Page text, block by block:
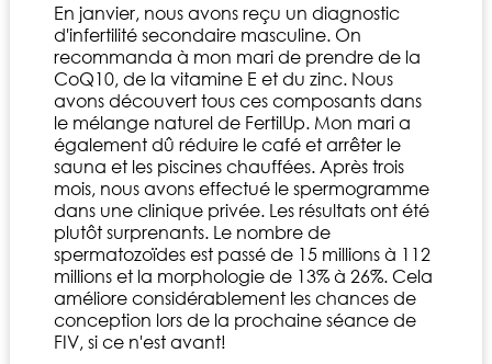
En janvier, nous avons reçu un diagnostic
d'infertilité secondaire masculine. On
recommanda à mon mari de prendre de la
CoQ10, de la vitamine E et du zinc. Nous
avons découvert tous ces composants dans
le mélange naturel de FertilUp. Mon mari a
également dû réduire le café et arrêter le
sauna et les piscines chauffées. Après trois
mois, nous avons effectué le spermogramme
dans une clinique privée. Les résultats ont été
plutôt surprenants. Le nombre de
spermatozoïdes est passé de 15 millions à 112
millions et la morphologie de 13% à 26%. Cela
améliore considérablement les chances de
conception lors de la prochaine séance de
FIV, si ce n'est avant!